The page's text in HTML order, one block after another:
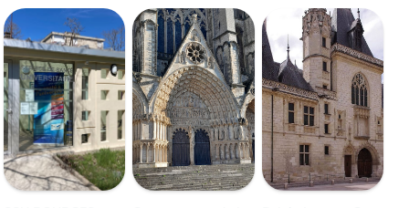
Menge:
man
man
manFlüssig